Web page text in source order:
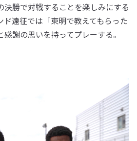
決勝で対戦することを楽しみにする
ド遠征では「東明で教えてもらった
謝の思いを持ってプレーする。